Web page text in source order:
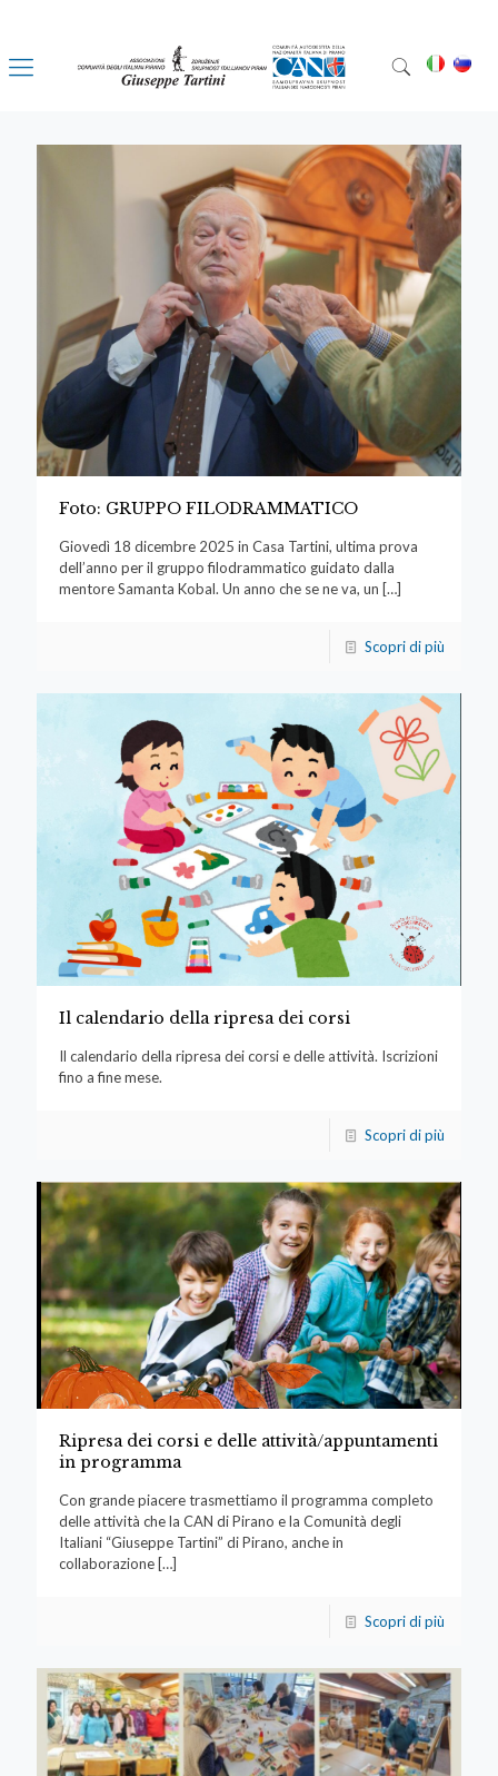
Foto: GRUPPO FILODRAMMATICO
Giovedì 18 dicembre 2025 in Casa Tartini, ultima prova
dell’anno per il gruppo filodrammatico guidato dalla
mentore Samanta Kobal. Un anno che se ne va, un […]
Scopri di più
Il calendario della ripresa dei corsi
Il calendario della ripresa dei corsi e delle attività. Iscrizioni
fino a fine mese.
Scopri di più
Ripresa dei corsi e delle attività/appuntamenti
in programma
Con grande piacere trasmettiamo il programma completo
delle attività che la CAN di Pirano e la Comunità degli
Italiani “Giuseppe Tartini” di Pirano, anche in
collaborazione […]
Scopri di più